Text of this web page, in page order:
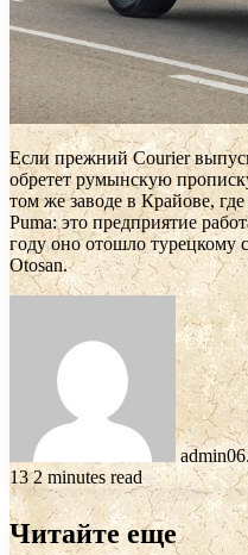
Если прежний Courier
обретет румынскую
том же заводе в Крайове,
Puma: это предприятие
году оно отошло турецкому
Otosan.
admin
132 minutes read
Читайте еще